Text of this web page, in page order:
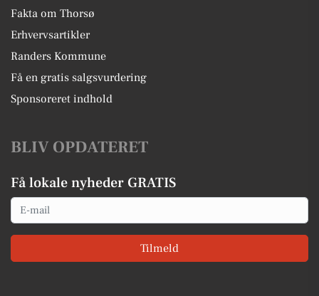
Fakta om Thorsø
Erhvervsartikler
Randers Kommune
Få en gratis salgsvurdering
Sponsoreret indhold
BLIV OPDATERET
Få lokale nyheder GRATIS
Email
Tilmeld